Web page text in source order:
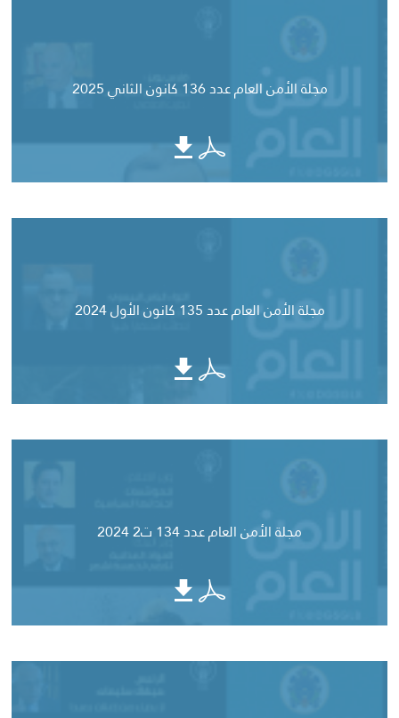
مجلة الأمن العام عدد 136 كانون الثاني 2025
مجلة الأمن العام عدد 135 كانون الأول 2024
مجلة الأمن العام عدد 134 ت2 2024